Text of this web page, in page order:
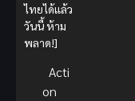
ไทยได้แล้ว
วันนี้ ห้าม
พลาด!]
Acti
on